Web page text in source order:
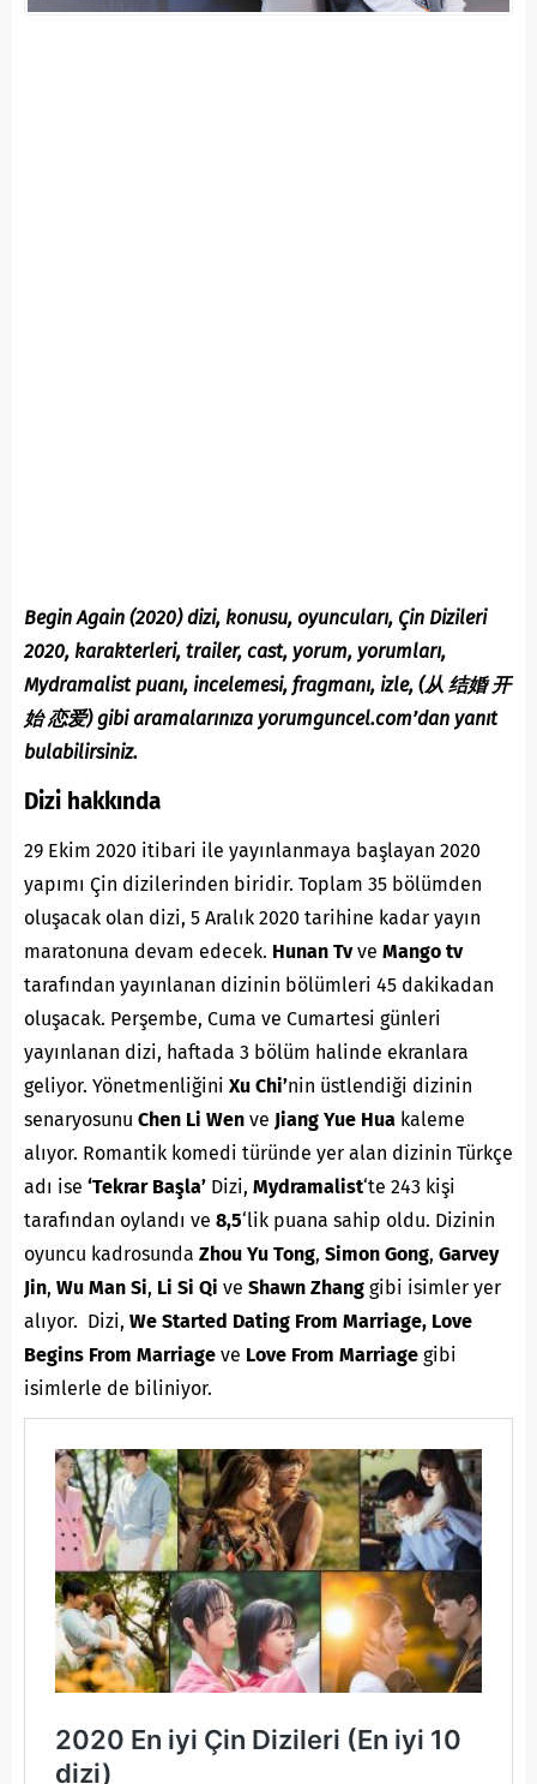
Begin Again (2020) dizi, konusu, oyuncuları, Çin Dizileri
2020, karakterleri, trailer, cast, yorum, yorumları,
Mydramalist puanı, incelemesi, fragmanı, izle, (从 结婚 开
始 恋爱) gibi aramalarınıza yorumguncel.com’dan yanıt
bulabilirsiniz.
Dizi hakkında
29 Ekim 2020 itibari ile yayınlanmaya başlayan 2020
yapımı Çin dizilerinden biridir. Toplam 35 bölümden
oluşacak olan dizi, 5 Aralık 2020 tarihine kadar yayın
maratonuna devam edecek. Hunan Tvve Mango tv
tarafından yayınlanan dizinin bölümleri 45 dakikadan
oluşacak. Perşembe, Cuma ve Cumartesi günleri
yayınlanan dizi, haftada 3 bölüm halinde ekranlara
geliyor. Yönetmenliğini Xu Chi’nin üstlendiği dizinin
senaryosunu Chen Li Wen ve Jiang Yue Hua kaleme
alıyor. Romantik komedi türünde yer alan dizinin Türkçe
adı ise ‘Tekrar Başla’ Dizi, Mydramalist‘te 243 kişi
tarafından oylandı ve 8,5‘lik puana sahip oldu. Dizinin
oyuncu kadrosunda Zhou Yu Tong, Simon Gong, Garvey
Jin, Wu Man Si, Li Si Qi ve Shawn Zhang gibi isimler yer
alıyor. Dizi, We Started Dating From Marriage, Love
Begins From Marriage ve Love From Marriage gibi
isimlerle de biliniyor.